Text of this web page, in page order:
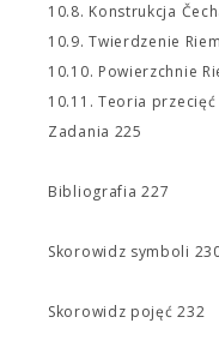
10.8. Konstrukcja
10.9. Twierdzenie
10.10. Powierzchnie
10.11. Teoria przecięć
Zadania 225
Bibliografia 227
Skorowidz symboli
Skorowidz pojęć 232